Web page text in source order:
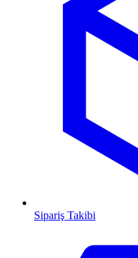
Sipariş Takibi